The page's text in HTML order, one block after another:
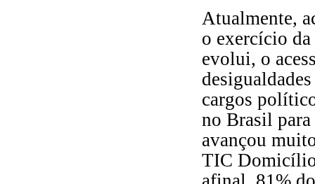
Atualmente,
o exercício
evolui, o
cargos
no Brasil
avançou
TIC